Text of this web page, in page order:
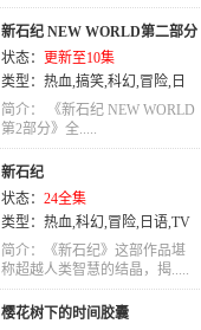
新石纪 NEW WORLD第二部分
状态： 更新至10集
类型： 热血,搞笑,科幻,冒险, 日
语,TV版
简介： 《新石纪 NEW WORLD
第2部分》全.....
新石纪
状态： 24全集
类型： 热血,科幻,冒险, 日语,TV
版
简介：《新石纪》这部作品堪
称超越人类智慧的结晶，揭.....
樱花树下的时间胶囊